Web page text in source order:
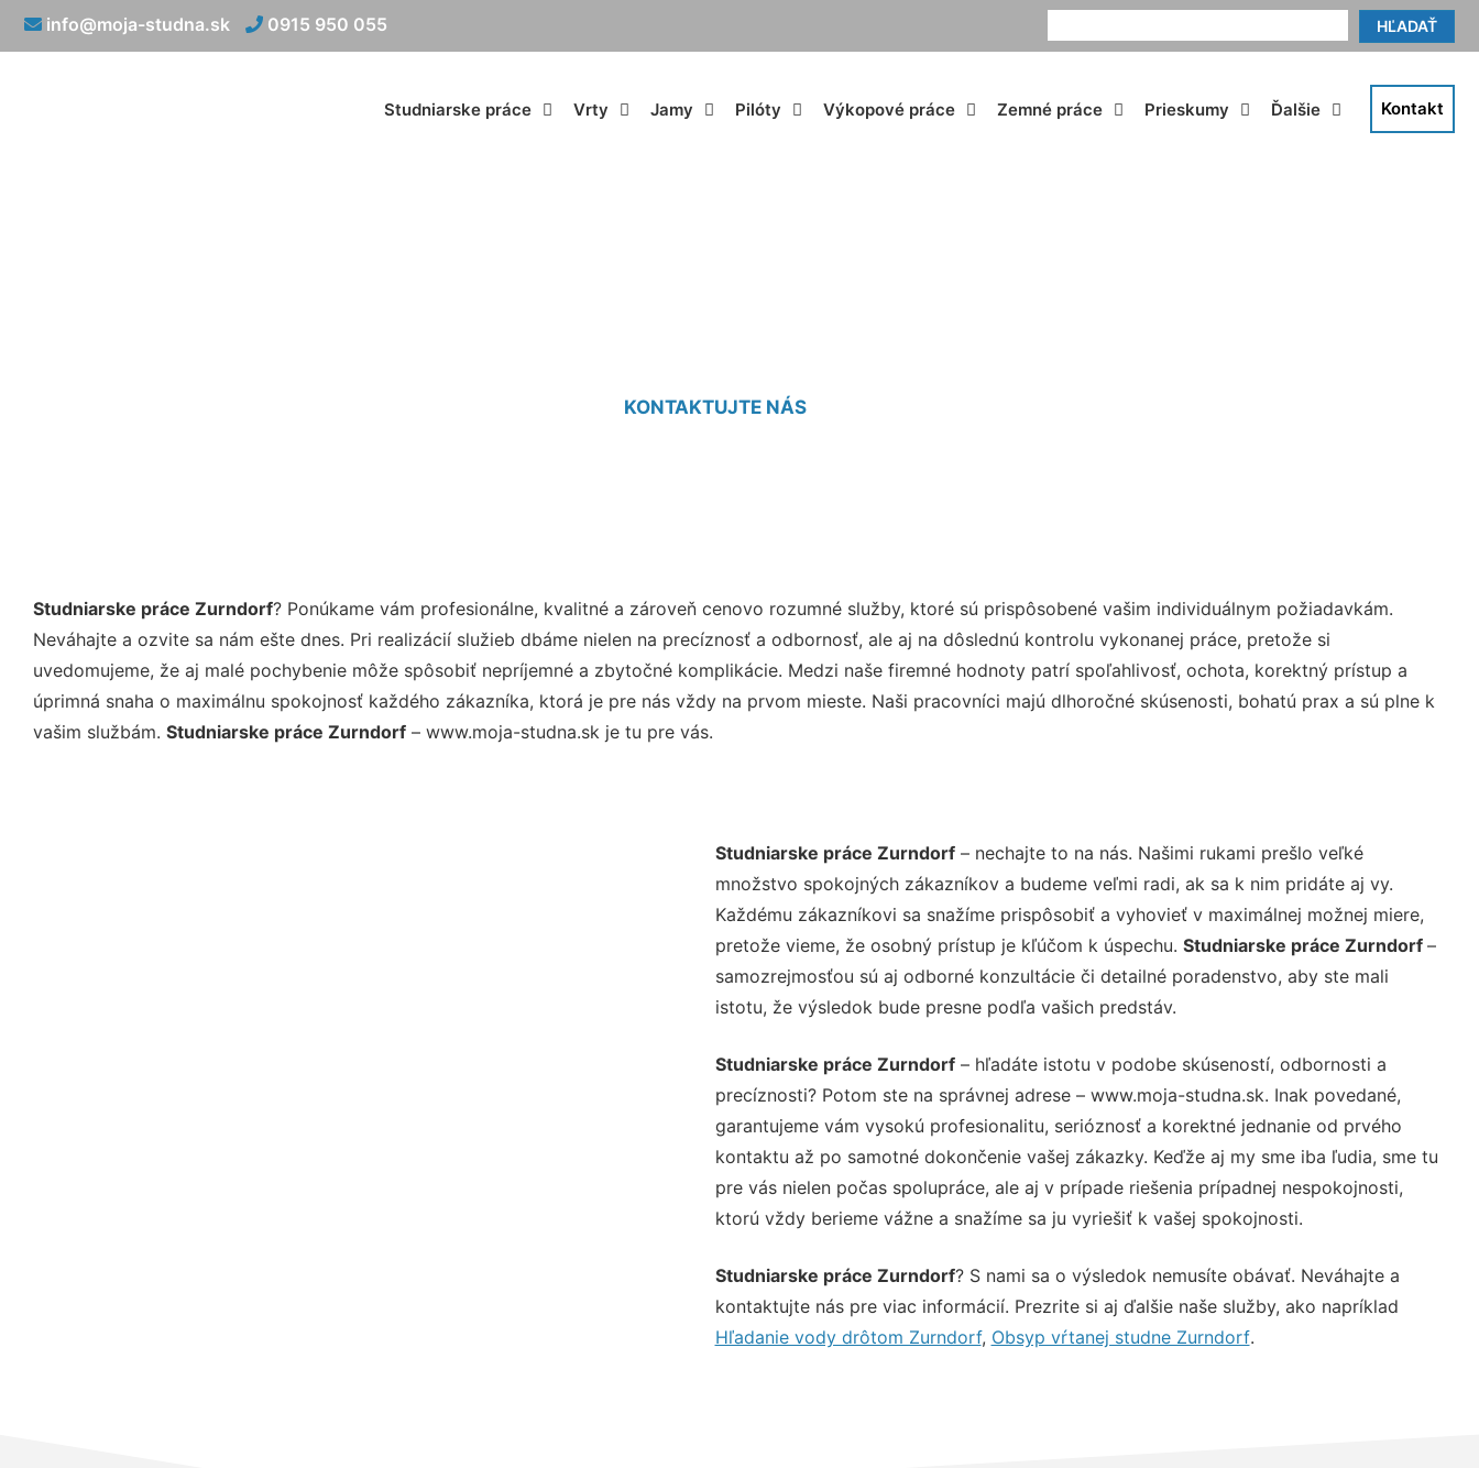
HĽADAŤ
info@moja-studna.sk 0915 950 055
Studniarske práce Vrty Jamy Pilóty Výkopové práce Zemné práce Prieskumy Ďalšie Kontakt
KONTAKTUJTE NÁS
Studniarske práce Zurndorf? Ponúkame vám profesionálne, kvalitné a zároveň cenovo rozumné služby, ktoré sú prispôsobené vašim individuálnym požiadavkám.
Neváhajte a ozvite sa nám ešte dnes. Pri realizácií služieb dbáme nielen na precíznosť a odbornosť, ale aj na dôslednú kontrolu vykonanej práce, pretože si
uvedomujeme, že aj malé pochybenie môže spôsobiť nepríjemné a zbytočné komplikácie. Medzi naše firemné hodnoty patrí spoľahlivosť, ochota, korektný prístup a
úprimná snaha o maximálnu spokojnosť každého zákazníka, ktorá je pre nás vždy na prvom mieste. Naši pracovníci majú dlhoročné skúsenosti, bohatú prax a sú plne k
vašim službám. Studniarske práce Zurndorf – www.moja-studna.sk je tu pre vás.
Studniarske práce Zurndorf– nechajte to na nás. Našimi rukami prešlo veľké
množstvo spokojných zákazníkov a budeme veľmi radi, ak sa k nim pridáte aj vy.
Každému zákazníkovi sa snažíme prispôsobiť a vyhovieť v maximálnej možnej miere,
pretože vieme, že osobný prístup je kľúčom k úspechu. Studniarske práce Zurndorf –
samozrejmosťou sú aj odborné konzultácie či detailné poradenstvo, aby ste mali
istotu, že výsledok bude presne podľa vašich predstáv.
Studniarske práce Zurndorf– hľadáte istotu v podobe skúseností, odbornosti a
precíznosti? Potom ste na správnej adrese – www.moja-studna.sk. Inak povedané,
garantujeme vám vysokú profesionalitu, serióznosť a korektné jednanie od prvého
kontaktu až po samotné dokončenie vašej zákazky. Keďže aj my sme iba ľudia, sme tu
pre vás nielen počas spolupráce, ale aj v prípade riešenia prípadnej nespokojnosti,
ktorú vždy berieme vážne a snažíme sa ju vyriešiť k vašej spokojnosti.
Studniarske práce Zurndorf? S nami sa o výsledok nemusíte obávať. Neváhajte a
kontaktujte nás pre viac informácií. Prezrite si aj ďalšie naše služby, ako napríklad
Hľadanie vody drôtom Zurndorf, Obsyp vŕtanej studne Zurndorf.